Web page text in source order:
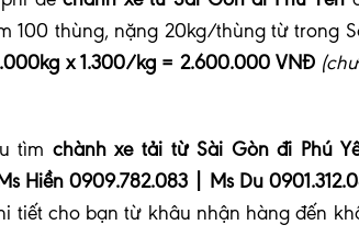
100 thùng, nặng 20kg/thùng từ trong
x 1.300/kg = 2.600.000 VNĐ
tìm chành xe tải từ Sài Gòn đi Phú
Hiền 0909.782.083 | Ms Du
tiết cho bạn từ khâu nhận hàng đến